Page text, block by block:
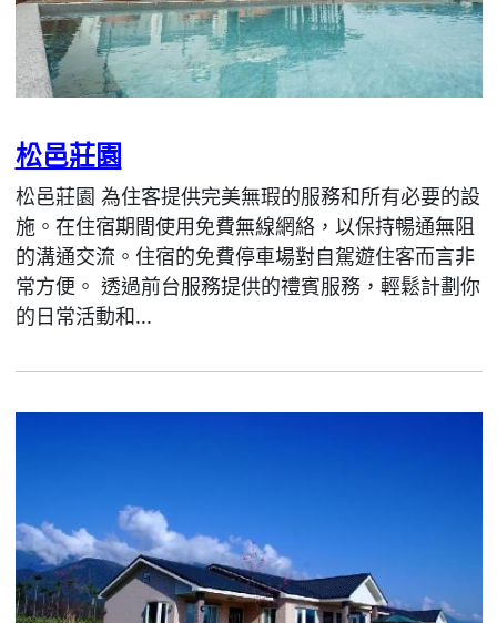
松邑莊園
松邑莊園 為住客提供完美無瑕的服務和所有必要的設
施。在住宿期間使用免費無線網絡，以保持暢通無阻
的溝通交流。住宿的免費停車場對自駕遊住客而言非
常方便。 透過前台服務提供的禮賓服務，輕鬆計劃你
的日常活動和...